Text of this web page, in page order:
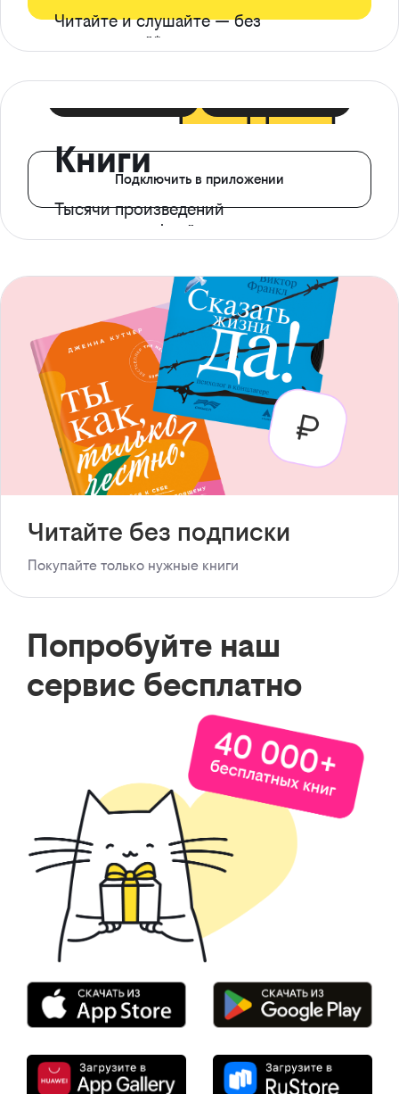
Читайте и слушайте — без
ограничений*
Книги
Тысячи произведений
с доступом офлайн
Подключить в приложении
Читайте без подписки
Покупайте только нужные книги
Попробуйте наш
сервис бесплатно